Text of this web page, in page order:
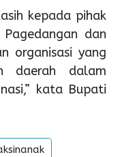
kepada pihak
Pagedangan dan
organisasi yang
daerah dalam
kata Bupati